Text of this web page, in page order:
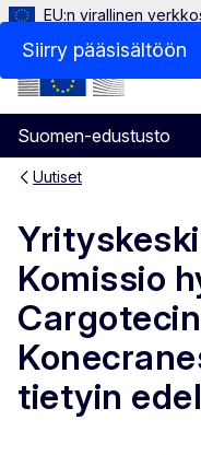
Siirry pääsisältöön
EU:n virallinen
Suomen-edustusto
Menu
Uutiset
Komissio
tietyin